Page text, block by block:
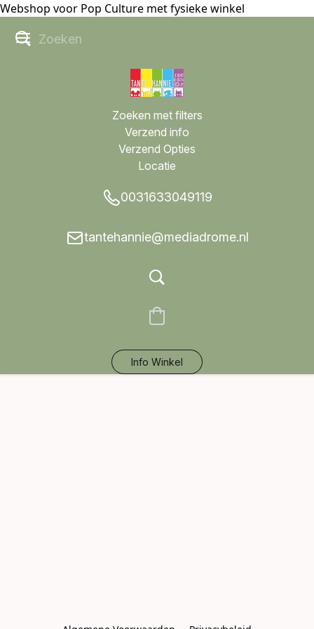
Webshop voor Pop Culture met fysieke winkel
Zoeken met filters
Verzend info
Verzend Opties
Locatie
0031633049119
tantehannie@mediadrome.nl
Info Winkel